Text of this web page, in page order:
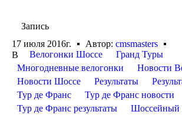
Запись
17 июля 2016г.
Автор: cmsmasters
В
Велогонки Шоссе
Гранд Туры
Многодневные велогонки
Новости
Новости Шоссе
Результаты
Тур де Франс
Тур де Франс новости
Тур де Франс результаты
Шоссейный